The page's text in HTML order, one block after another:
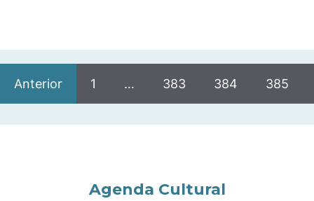
Anterior 1 … 383 384 385
Agenda Cultural